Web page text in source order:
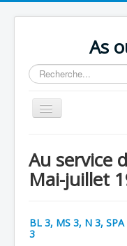
As
Rechercher
Basculer
la
Chronologie
Escadrilles
Au service
Mai-juillet
BL 3, MS 3, N 3, SPA
3